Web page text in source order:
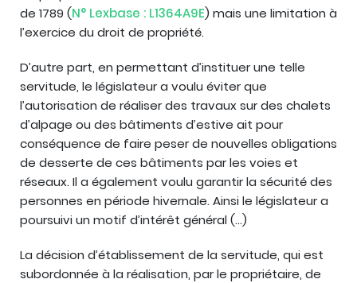
de 1789 (N° Lexbase : L1364A9E) mais une limitation à
l’exercice du droit de propriété.
D’autre part, en permettant d’instituer une telle
servitude, le législateur a voulu éviter que
l’autorisation de réaliser des travaux sur des chalets
d’alpage ou des bâtiments d’estive ait pour
conséquence de faire peser de nouvelles obligations
de desserte de ces bâtiments par les voies et
réseaux. Il a également voulu garantir la sécurité des
personnes en période hivernale. Ainsi le législateur a
poursuivi un motif d’intérêt général (…)
La décision d’établissement de la servitude, qui est
subordonnée à la réalisation, par le propriétaire, de